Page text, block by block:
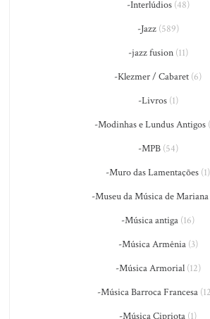
-Interlúdios(48)
-Jazz(589)
-jazz fusion(11)
-Klezmer / Cabaret (6)
-Livros(1)
-Modinhas e Lundus Antigos
-MPB(54)
-Muro das Lamentações (1)
-Museu da Música de Mariana
-Música antiga (16)
-Música Armênia(3)
-Música Armorial(12)
-Música Barroca Francesa
-Música Cipriota (1)